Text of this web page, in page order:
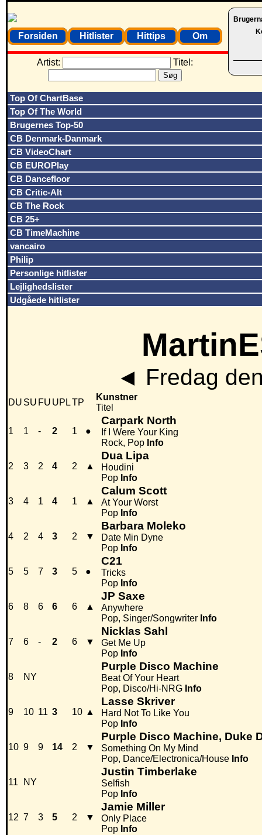
Forsiden Hitlister Hittips Om
Artist: Titel:
Top Of ChartBase
Top Of The World
Brugernes Top-50
CB Denmark-Danmark
CB VideoChart
CB EUROPlay
CB Dancefloor
CB Critic-Alt
CB The Rock
CB 25+
CB TimeMachine
vancairo
Philip
Personlige hitlister
Lejlighedslister
Udgåede hitlister
◄ Fredag
DU SU FU UPLTP
Kunstner
Titel
1 1 - 2 1 ●
Carpark North
If I Were Your King
Rock, Pop Info
2 3 2 4 2 ▲
Dua Lipa
Houdini
Pop Info
3 4 1 4 1 ▲
Calum Scott
At Your Worst
Pop Info
4 2 4 3 2 ▼
Barbara Moleko
Date Min Dyne
Pop Info
5 5 7 3 5 ●
C21
Tricks
Pop Info
6 8 6 6 6 ▲
JP Saxe
Anywhere
Pop, Singer/Songwriter Info
7 6 - 2 6 ▼
Nicklas Sahl
Get Me Up
Pop Info
8 NY
Purple Disco Machine
Beat Of Your Heart
Pop, Disco/Hi-NRG Info
9 10 11 3 10 ▲
Lasse Skriver
Hard Not To Like You
Pop Info
10 9 9 14 2 ▼
Purple Disco Machine, Duke
Something On My Mind
Pop, Dance/Electronica/House Info
11 NY
Justin Timberlake
Selfish
Pop Info
12 7 3 5 2 ▼
Jamie Miller
Only Place
Pop Info